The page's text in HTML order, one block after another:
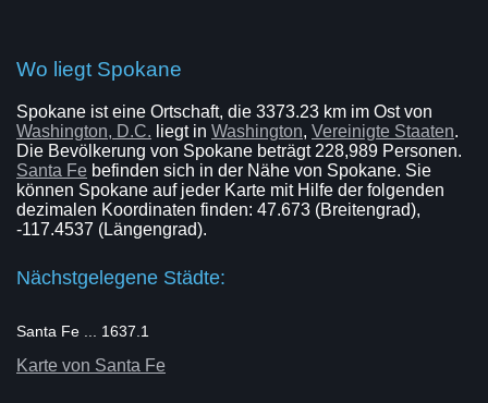
Wo liegt Spokane
Spokane ist eine Ortschaft, die 3373.23 km im Ost von
Washington, D.C. liegt in Washington, Vereinigte Staaten.
Die Bevölkerung von Spokane beträgt 228,989 Personen.
Santa Fe befinden sich in der Nähe von Spokane. Sie
können Spokane auf jeder Karte mit Hilfe der folgenden
dezimalen Koordinaten finden: 47.673 (Breitengrad),
-117.4537 (Längengrad).
Nächstgelegene Städte:
Santa Fe ... 1637.1
Karte von Santa Fe